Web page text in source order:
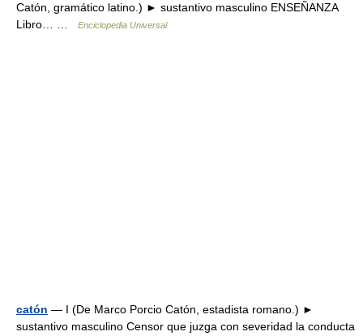
Catón, gramático latino.) ► sustantivo masculino ENSEÑANZA
Libro… …
Enciclopedia Universal
catón — I (De Marco Porcio Catón, estadista romano.) ►
sustantivo masculino Censor que juzga con severidad la conducta